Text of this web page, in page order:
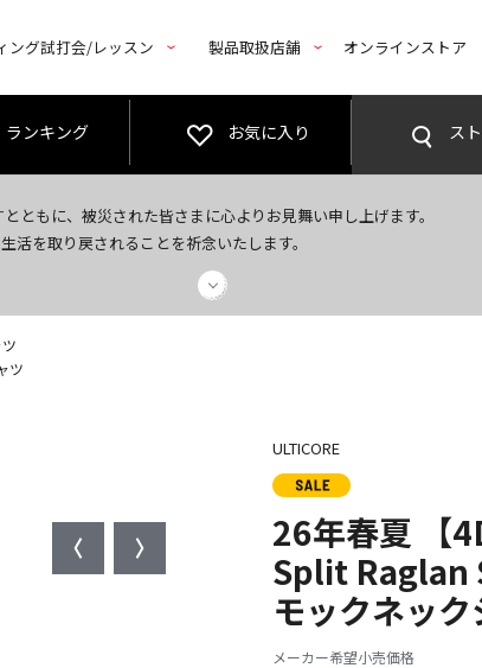
ング試打会/レッスン 製品取扱店舗 オンラインストア
ランキング お気に入り ス
ともに、被災された皆さまに心よりお見舞い申し上げます。
を取り戻されることを祈念いたします。
クーポンプレゼント！
い合わせ＞
ツ
ULTICORE
26年春夏 【
Split Raglan
モックネック
メーカー希望小売価格